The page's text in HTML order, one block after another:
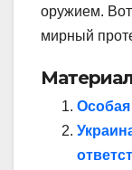
оружием.
мирный
Особая